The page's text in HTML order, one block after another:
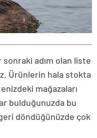
adım olan liste
Ürünlerin hala stokta
mağazaları
bulduğunuzda bu
döndüğünüzde çok